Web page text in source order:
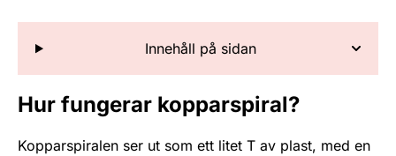
Innehåll på sidan
Hur fungerar kopparspiral?
Kopparspiralen ser ut som ett litet T av plast, med en